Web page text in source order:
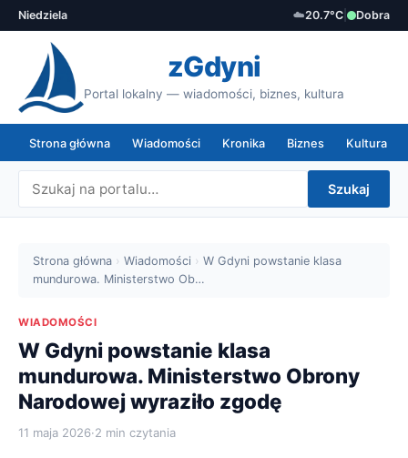
Niedziela ☁️20.7°C Dobra
zGdyni
Portal lokalny — wiadomości, biznes, kultura
Strona główna Wiadomości Kronika Biznes Kultura
Szukaj
Strona główna › Wiadomości › W Gdyni powstanie klasa
mundurowa. Ministerstwo Ob…
WIADOMOŚCI
W Gdyni powstanie klasa
mundurowa. Ministerstwo Obrony
Narodowej wyraziło zgodę
11 maja 2026·2 min czytania